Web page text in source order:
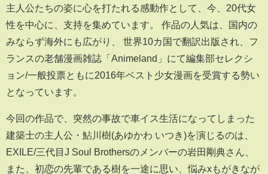
主人公たちの姿に心を打たれる感動作として、今、20代女
性を中心に、支持を集めています。 作品の人気は、国内の
みならず海外にも広がり、 世界10カ国で翻訳出版され、フ
ランスの老舗漫画雑誌「Animeland」にて編集部セレクシ
ョン/一般投票ともに2016年ベスト少女漫画を受賞する勢い
となっています。
今回の作品で、突然の事故で車イス生活になってしまった
建築士の主人公・鮎川樹(あゆかわ いつき)を演じるのは、
EXILE/三代目J Soul Brothersのメンバーの岩田剛典さん、
また、初恋の先輩である樹を一途に思い、悩みxもがきなが